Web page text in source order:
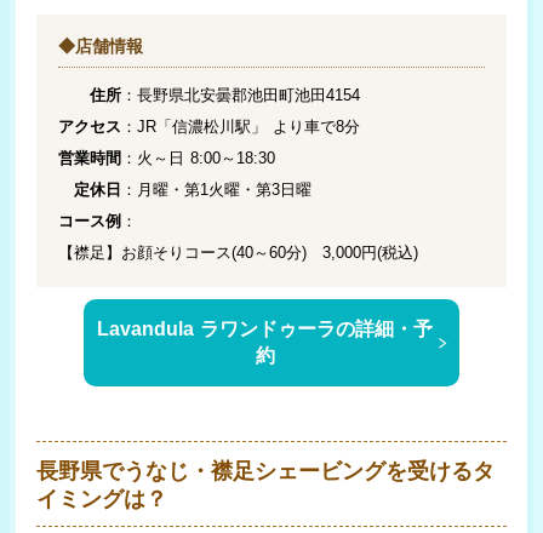
◆店舗情報
住所 ：長野県北安曇郡池田町池田4154
アクセス ：JR「信濃松川駅」 より車で8分
営業時間 ：火～日 8:00～18:30
定休日 ：月曜・第1火曜・第3日曜
コース例 ：
【襟足】お顔そりコース(40～60分) 3,000円(税込)
Lavandula ラワンドゥーラの詳細・予
約
長野県でうなじ・襟足シェービングを受けるタ
イミングは？